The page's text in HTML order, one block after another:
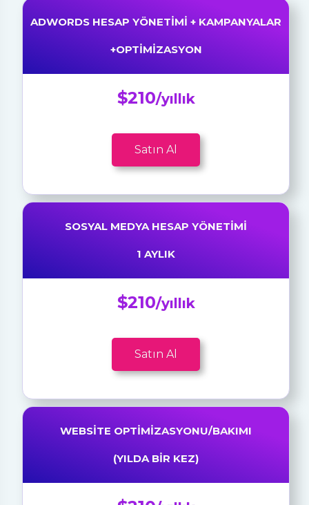
ADWORDS HESAP YÖNETIMI + KAMPANYALAR
+OPTIMIZASYON
$210/yıllık
Satın Al
SOSYAL MEDYA HESAP YÖNETIMI
1 AYLIK
$210/yıllık
Satın Al
WEBSITE OPTIMIZASYONU/BAKIMI
(YILDA BIR KEZ)